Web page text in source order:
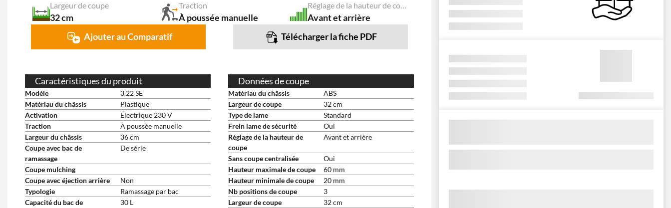
Largeur de coupe
32 cm
Traction
À poussée manuelle
Réglage de la hauteur de coupe
Avant et arrière
Ajouter au Comparatif Télécharger la fiche PDF
Caractéristiques du produit
Modèle
3.22 SE
Matériau du châssis
Plastique
Activation
Électrique 230 V
Traction
À poussée manuelle
Largeur du châssis
36 cm
Coupe avec bac de
ramassage
De série
Coupe mulching
Coupe avec éjection arrière
Non
Typologie
Ramassage par bac
Capacité du bac de
30 L
Données de coupe
Matériau du châssis
ABS
Largeur de coupe
32 cm
Type de lame
Standard
Frein lame de sécurité
Oui
Réglage de la hauteur de
coupe
Avant et arrière
Sans coupe centralisée
Oui
Hauteur maximale de coupe
60 mm
Hauteur minimale de coupe
20 mm
Nb positions de coupe
3
Largeur de coupe
32 cm